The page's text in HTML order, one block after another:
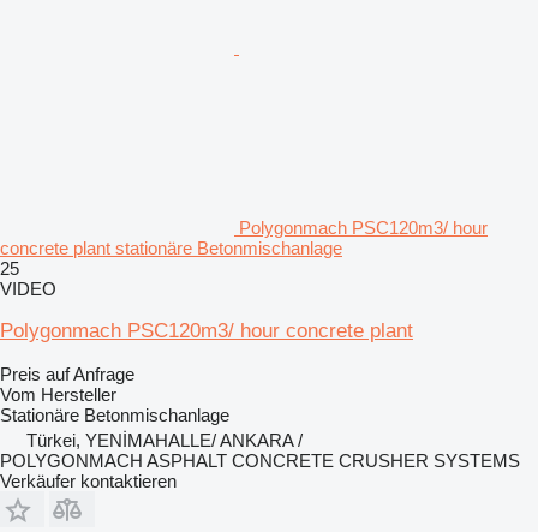
Polygonmach PSC120m3/ hour
concrete plant stationäre Betonmischanlage
25
VIDEO
Polygonmach PSC120m3/ hour concrete plant
Preis auf Anfrage
Vom Hersteller
Stationäre Betonmischanlage
Türkei, YENİMAHALLE/ ANKARA /
POLYGONMACH ASPHALT CONCRETE CRUSHER SYSTEMS
Verkäufer kontaktieren